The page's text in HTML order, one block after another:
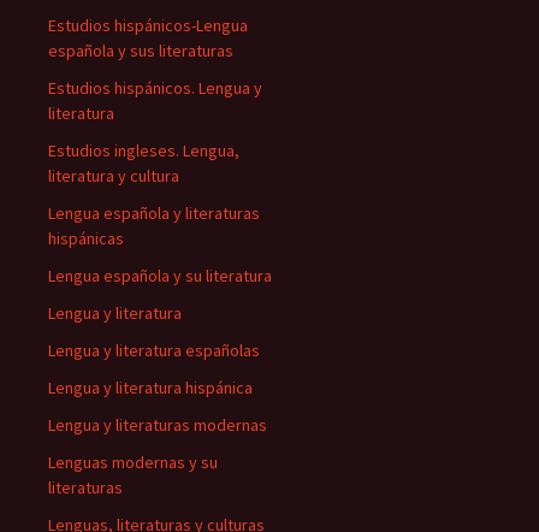
Estudios hispánicos-Lengua
española y sus literaturas
Estudios hispánicos. Lengua y
literatura
Estudios ingleses. Lengua,
literatura y cultura
Lengua española y literaturas
hispánicas
Lengua española y su literatura
Lengua y literatura
Lengua y literatura españolas
Lengua y literatura hispánica
Lengua y literaturas modernas
Lenguas modernas y su
literaturas
Lenguas, literaturas y culturas